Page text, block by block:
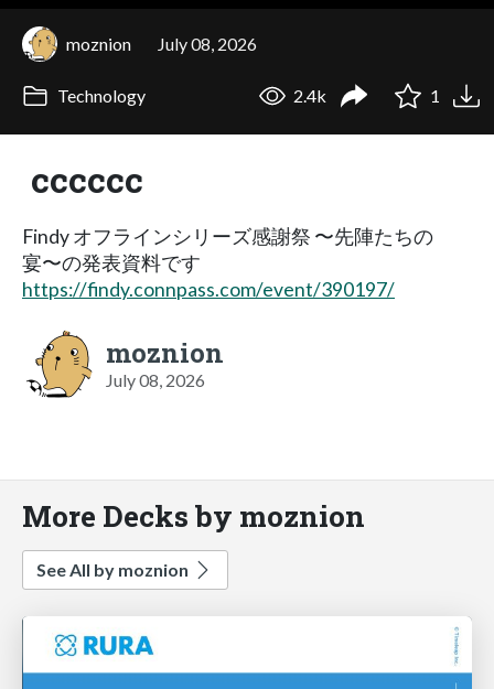
moznion July 08, 2026
Technology 2.4k 1
cccccc
Findy オフラインシリーズ感謝祭 〜先陣たちの
宴〜の発表資料です
https://findy.connpass.com/event/390197/
moznion
July 08, 2026
More Decks by moznion
See All by moznion